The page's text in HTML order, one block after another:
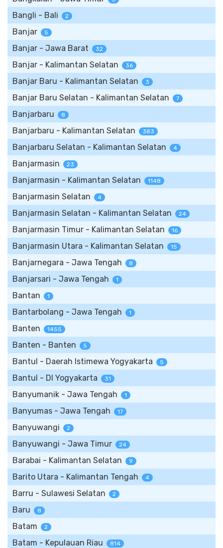
Bangli - Bali 2
Banjar 5
Banjar - Jawa Barat 32
Banjar - Kalimantan Selatan 36
Banjar Baru - Kalimantan Selatan 3
Banjar Baru Selatan - Kalimantan Selatan 7
Banjarbaru 8
Banjarbaru - Kalimantan Selatan 383
Banjarbaru Selatan - Kalimantan Selatan 4
Banjarmasin 23
Banjarmasin - Kalimantan Selatan 1148
Banjarmasin Selatan 4
Banjarmasin Selatan - Kalimantan Selatan 24
Banjarmasin Timur - Kalimantan Selatan 16
Banjarmasin Utara - Kalimantan Selatan 15
Banjarnegara - Jawa Tengah 8
Banjarsari - Jawa Tengah 1
Bantan 1
Bantarbolang - Jawa Tengah 1
Banten 1455
Banten - Banten 5
Bantul - Daerah Istimewa Yogyakarta 5
Bantul - DI Yogyakarta 31
Banyumanik - Jawa Tengah 1
Banyumas - Jawa Tengah 17
Banyuwangi 2
Banyuwangi - Jawa Timur 24
Barabai - Kalimantan Selatan 9
Barito Utara - Kalimantan Tengah 4
Barru - Sulawesi Selatan 2
Baru 8
Batam 2
Batam - Kepulauan Riau 814